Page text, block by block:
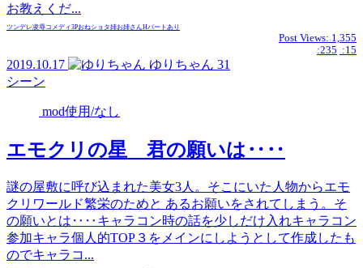
お教えくだ...
ツンデレ凌辱コメディ3Pおねショタ姉お姉さんHパートあり
Post Views: 1,355
:235 :15
2019.10.17 ゆりちゃん 31
シーン
mod使用/なし
エモクリの星 君の願いは‥‥
謎の屋敷に呼び込まれた美女3人。そこにいた人物からエモ
クリワールド繁栄のためと あるお願いをされてしまう。そ
の願いとは‥‥キャラコン時の話を少しだけ入れキャラコン
参加キャラ個人的TOP３をメインにしようとして作成したも
のでキャラコ...